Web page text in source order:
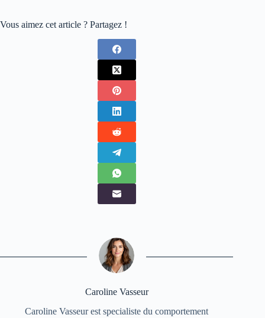
Vous aimez cet article ? Partagez !
Caroline Vasseur
Caroline Vasseur est specialiste du comportement